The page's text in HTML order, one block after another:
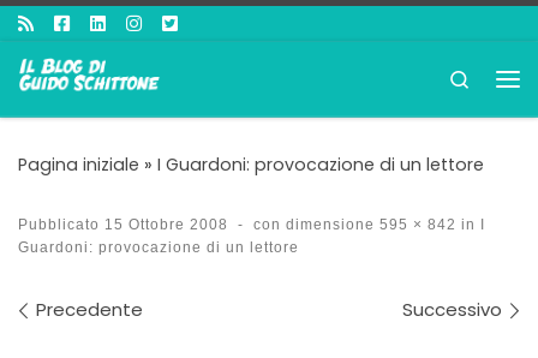
Passa al contenuto
Search
Pagina iniziale » I Guardoni: provocazione di un lettore
Pubblicato 15 Ottobre 2008 - con dimensione 595 × 842 in
Guardoni: provocazione di un lettore
Navigazione immagini
Precedente Successivo